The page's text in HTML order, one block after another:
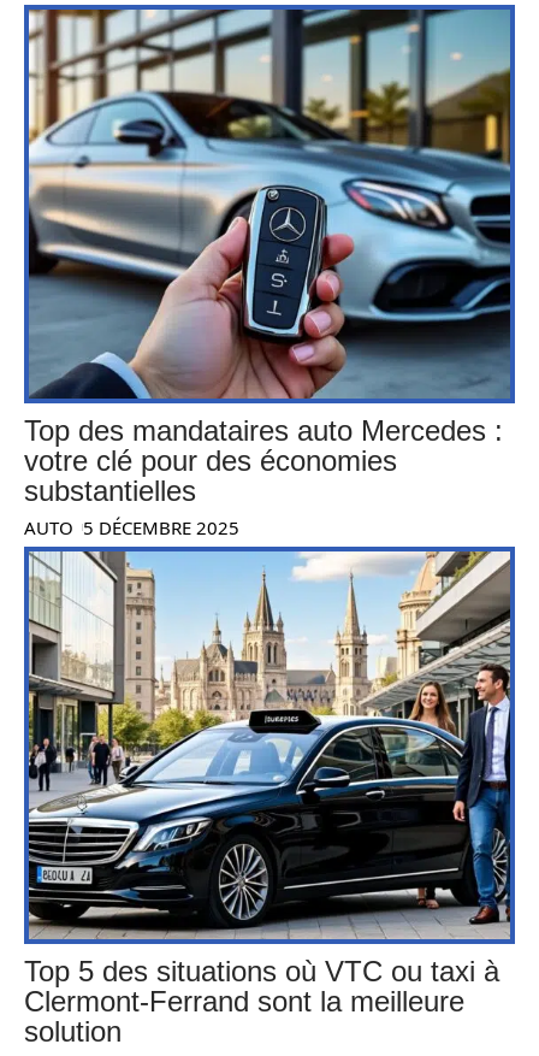
Top des mandataires auto Mercedes :
votre clé pour des économies
substantielles
AUTO 5 DÉCEMBRE 2025
Top 5 des situations où VTC ou taxi à
Clermont-Ferrand sont la meilleure
solution